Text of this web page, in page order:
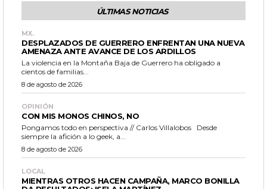
ÚLTIMAS NOTICIAS
MX.
DESPLAZADOS DE GUERRERO ENFRENTAN UNA NUEVA
AMENAZA ANTE AVANCE DE LOS ARDILLOS
La violencia en la Montaña Baja de Guerrero ha obligado a
cientos de familias...
8 de agosto de 2026
OPINIÓN
CON MIS MONOS CHINOS, NO
Pongamos todo en perspectiva // Carlos Villalobos Desde
siempre la afición a lo geek, a...
8 de agosto de 2026
LOCAL
MIENTRAS OTROS HACEN CAMPAÑA, MARCO BONILLA